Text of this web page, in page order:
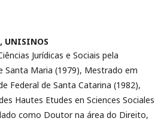
UNISINOS
Jurídicas e Sociais pela
Santa Maria (1979), Mestrado em
Federal de Santa Catarina (1982),
Hautes Etudes en Sciences Sociales
como Doutor na área do Direito,